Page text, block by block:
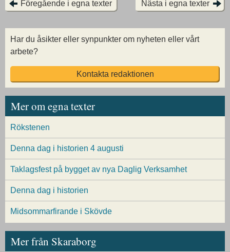
Föregående i egna texter Nästa i egna texter
Har du åsikter eller synpunkter om nyheten eller vårt
arbete?
Kontakta redaktionen
Mer om egna texter
Rökstenen
Denna dag i historien 4 augusti
Taklagsfest på bygget av nya Daglig Verksamhet
Denna dag i historien
Midsommarfirande i Skövde
Mer från Skaraborg